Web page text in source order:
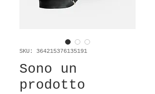
SKU: 364215376135191
Sono un
prodotto